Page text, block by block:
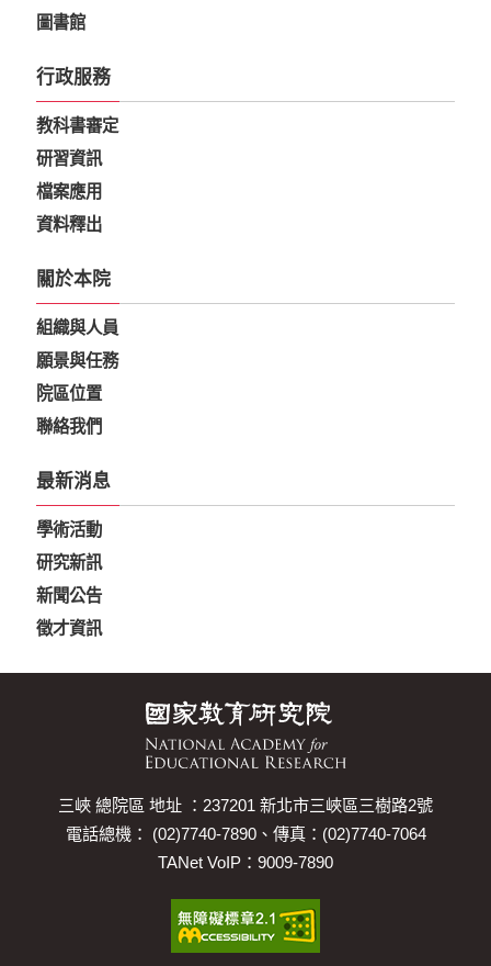
圖書館
行政服務
教科書審定
研習資訊
檔案應用
資料釋出
關於本院
組織與人員
願景與任務
院區位置
聯絡我們
最新消息
學術活動
研究新訊
新聞公告
徵才資訊
三峽 總院區 地址 ：237201 新北市三峽區三樹路2號
電話總機： (02)7740-7890、傳真：(02)7740-7064
TANet VoIP：9009-7890